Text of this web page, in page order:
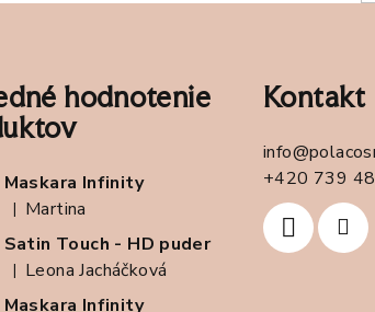
hodnotenie
Maskara Infinity
Hodnotenie produktu je 5 z 5 hviezdičiek.
| Martina
Satin Touch - HD puder
Hodnotenie produktu je 5 z 5 hviezdičiek.
| Leona Jacháčková
Maskara Infinity
Kontakt
info@
+420 739